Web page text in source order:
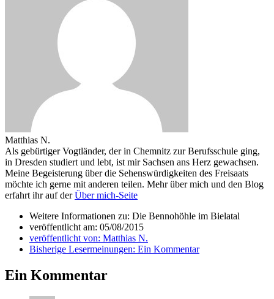
Matthias N.
Als gebürtiger Vogtländer, der in Chemnitz zur Berufsschule ging,
in Dresden studiert und lebt, ist mir Sachsen ans Herz gewachsen.
Meine Begeisterung über die Sehenswürdigkeiten des Freisaats
möchte ich gerne mit anderen teilen. Mehr über mich und den Blog
erfahrt ihr auf derÜber mich-Seite
Weitere Informationen zu: Die Bennohöhle im Bielatal
veröffentlicht am: 05/08/2015
veröffentlicht von: Matthias N.
Bisherige Lesermeinungen: Ein Kommentar
Ein Kommentar